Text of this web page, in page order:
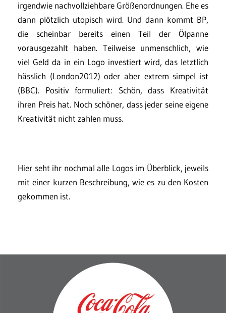
irgendwie nachvollziehbare Größenordnungen. Ehe es
dann plötzlich utopisch wird. Und dann kommt BP,
die scheinbar bereits einen Teil der Ölpanne
vorausgezahlt haben. Teilweise unmenschlich, wie
viel Geld da in ein Logo investiert wird, das letztlich
hässlich (London2012) oder aber extrem simpel ist
(BBC). Positiv formuliert: Schön, dass Kreativität
ihren Preis hat. Noch schöner, dass jeder seine eigene
Kreativität nicht zahlen muss.
Hier seht ihr nochmal alle Logos im Überblick, jeweils
mit einer kurzen Beschreibung, wie es zu den Kosten
gekommen ist.